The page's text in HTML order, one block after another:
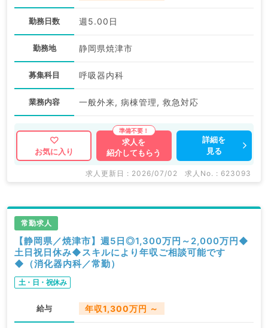
勤務日数 週5.00日
勤務地 静岡県焼津市
募集科目 呼吸器内科
業務内容 一般外来, 病棟管理, 救急対応
お気に入り
求人を
紹介してもらう
詳細を
見る
求人更新日 : 2026/07/02 求人No. : 623093
常勤求人
【静岡県／焼津市】週5日◎1,300万円～2,000万円◆
土日祝日休み◆スキルにより年収ご相談可能です
◆（消化器内科／常勤）
土・日・祝休み
給与 年収1,300万円 ～